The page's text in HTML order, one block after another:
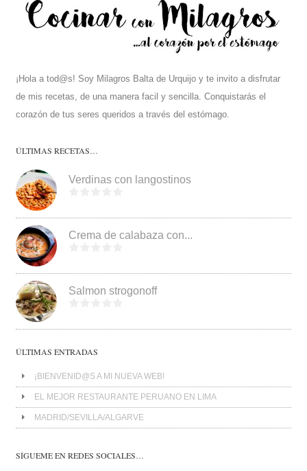
¡Hola a tod@s! Soy Milagros Balta de Urquijo y te invito a disfrutar
de mis recetas, de una manera facil y sencilla. Conquistarás el
corazón de tus seres queridos a través del estómago.
ÚLTIMAS RECETAS…
Verdinas con langostinos
Crema de calabaza con...
Salmon strogonoff
ÚLTIMAS ENTRADAS
¡BIENVENID@S A MI NUEVA WEB!
EL MEJOR RESTAURANTE PERUANO EN LIMA
MADRID/SEVILLA/ALGARVE
SÍGUEME EN REDES SOCIALES…